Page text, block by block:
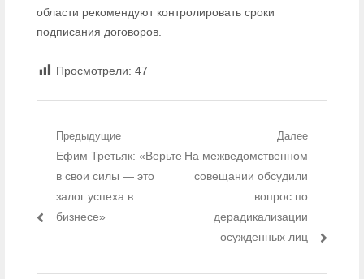
области рекомендуют контролировать сроки
подписания договоров.
Просмотрели: 47
Навигация по записям
Предыдущие
Предыдущий пост:
Ефим Третьяк: «Верьте
в свои силы — это
залог успеха в
бизнесе»
Далее
Следующий пост:
На межведомственном
совещании обсудили
вопрос по
дерадикализации
осужденных лиц